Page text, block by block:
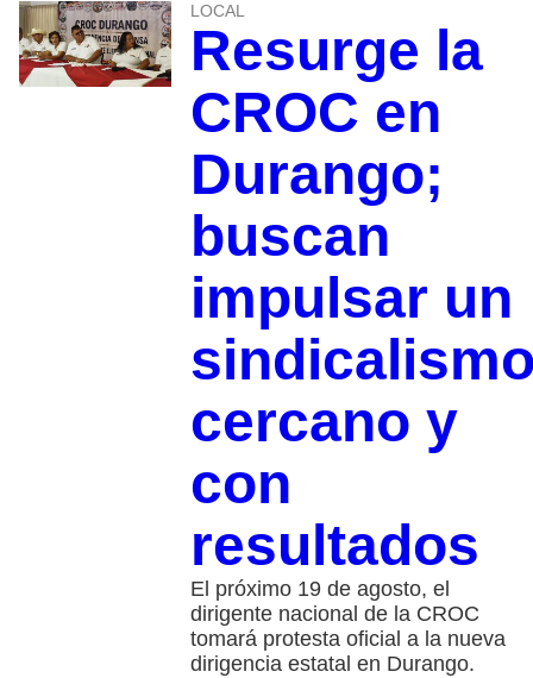
LOCAL
Resurge la
CROC en
Durango;
buscan
impulsar un
cercano y
con
resultados
El próximo 19 de agosto, el
dirigente nacional de la CROC
tomará protesta oficial a la nueva
dirigencia estatal en Durango.